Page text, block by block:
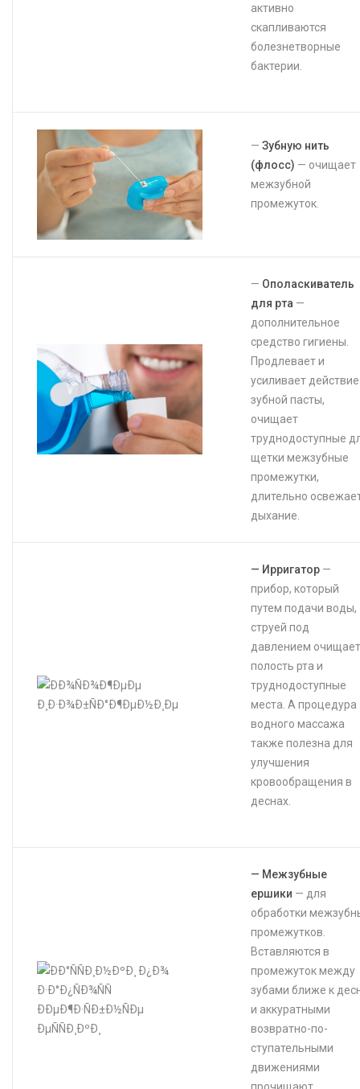
активно
скапливаются
болезнетворные
бактерии.⠀⠀⠀⠀
— Зубную нить
(флосс) — очищает
межзубной
промежуток.⠀
— Ополаскиватель
для рта —
дополнительное
средство гигиены.
Продлевает и
усиливает действие
зубной пасты,
очищает
труднодоступные
щетки межзубные
промежутки,
длительно
дыхание.
— Ирригатор —
прибор, который
путем подачи воды,
струей под
давлением очищает
полость рта и
труднодоступные
места. А процедура
водного массажа
также полезна для
улучшения
кровообращения в
деснах. ⠀⠀⠀⠀⠀⠀⠀
— Межзубные
ершики — для
обработки
промежутков.
Вставляются в
промежуток меж­ду
зубами ближе к
и аккуратными
возвратно-по­
ступательными
движениями
прочищают